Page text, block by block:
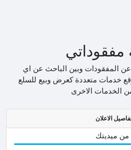
المفقودات وبين الباحث عن اي
خدمات متعددة كعرض وبيع للسلع
الخدمات الاخرى
الاعلان